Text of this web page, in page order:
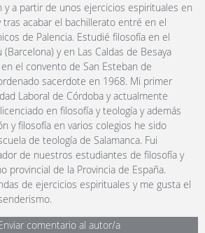
y a partir de unos ejercicios espirituales en
tras acabar el bachillerato entré en el
de Palencia. Estudié filosofía en el
y en Las Caldas de Besaya
el convento de San Esteban de
sacerdote en 1968. Mi primer
Laboral de Córdoba y actualmente
en filosofía y teología y además
y filosofía en varios colegios he sido
de teología de Salamanca. Fui
de nuestros estudiantes de filosofía y
provincial de la Provincia de España.
de ejercicios espirituales y me gusta el
comentario al autor/a